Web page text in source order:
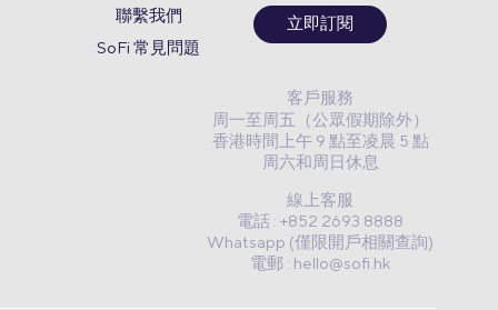
聯繫我們
SoFi 常見問題
立即訂閱
客戶服務
周一至周五（公眾假期除外）
香港時間上午 9 點至凌晨 5 點
周六和周日休息
線上客服
電話 : +852 2693 8888
Whatsapp (僅限開戶相關查詢)
電郵 : hello@sofi.hk